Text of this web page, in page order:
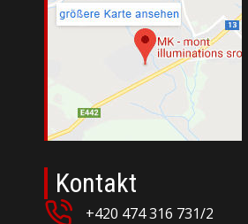
Kontakt
+420 474 316 731/2